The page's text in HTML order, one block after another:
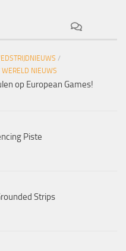
/
WERELD NIEUWS
op European Games!
Piste
Strips